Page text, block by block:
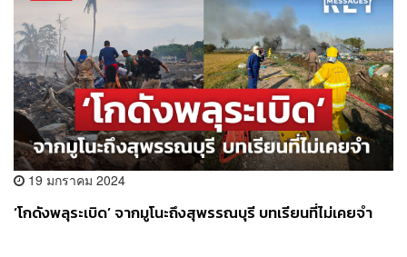
19 มกราคม 2024
‘โกดังพลุระเบิด’ จากมูโนะถึงสุพรรณบุรี บทเรียนที่ไม่เคยจำ